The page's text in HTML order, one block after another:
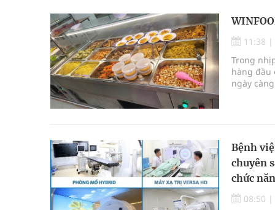
11:38 |
Trong
hàng đầu
ngày
Bệnh
chuyên
chức
08:50 |